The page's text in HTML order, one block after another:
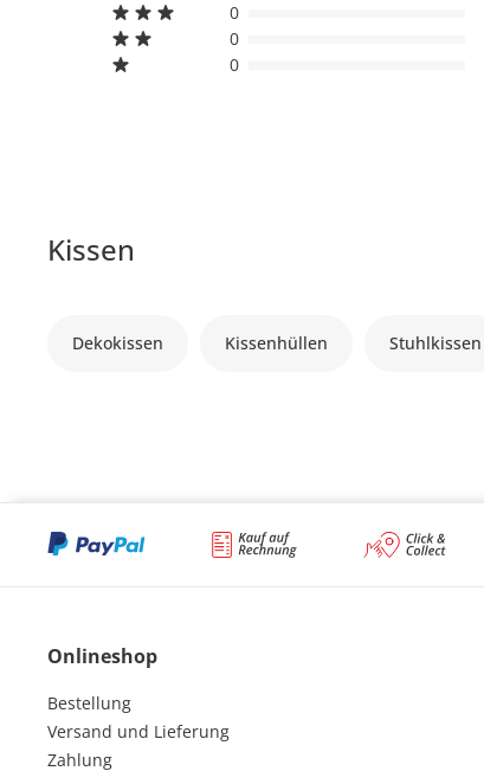
0
0
0
Kissen
Dekokissen Kissenhüllen Stuhlkissen
Onlineshop
Bestellung
Versand und Lieferung
Zahlung